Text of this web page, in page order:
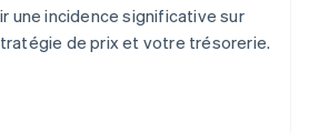
une incidence significative sur
de prix et votre trésorerie.